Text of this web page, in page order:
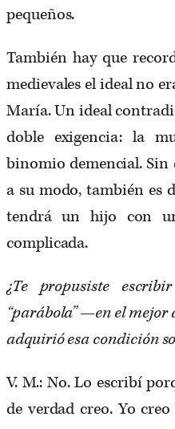
pequeños.
También hay que
medievales el ideal no
María. Un ideal
doble exigencia: la
binomio demencial.
a su modo, también es
tendrá un hijo con
complicada.
¿Te propusiste
“parábola” —en el
adquirió esa condición
V. M.: No. Lo escribí
de verdad creo. Yo